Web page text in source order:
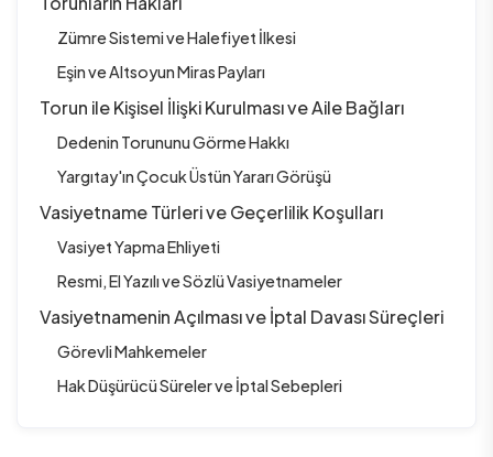
Zümre Sistemi ve Halefiyet İlkesi
Eşin ve Altsoyun Miras Payları
Torun ile Kişisel İlişki Kurulması ve Aile Bağları
Dedenin Torununu Görme Hakkı
Yargıtay'ın Çocuk Üstün Yararı Görüşü
Vasiyetname Türleri ve Geçerlilik Koşulları
Vasiyet Yapma Ehliyeti
Resmi, El Yazılı ve Sözlü Vasiyetnameler
Vasiyetnamenin Açılması ve İptal Davası Süreçleri
Görevli Mahkemeler
Hak Düşürücü Süreler ve İptal Sebepleri